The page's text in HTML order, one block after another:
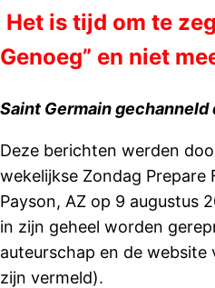
Het is tijd om te
Genoeg” en niet
Saint Germain
Deze berichten werden
wekelijkse Zondag Prepare
Payson, AZ op 9
in zijn geheel worden
auteurschap en de website
zijn vermeld).